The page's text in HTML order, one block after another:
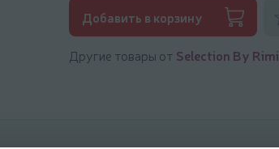
Добавить в корзину
Другие товары от Selection By Rimi